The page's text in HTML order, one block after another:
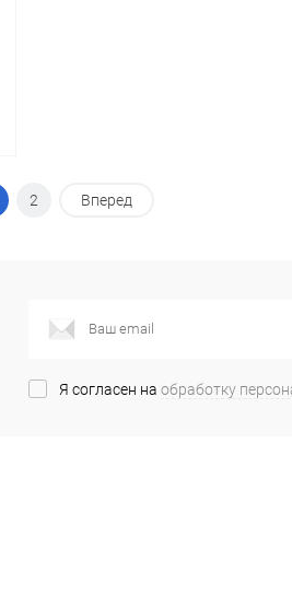
2 Вперед
Я согласен на обработку